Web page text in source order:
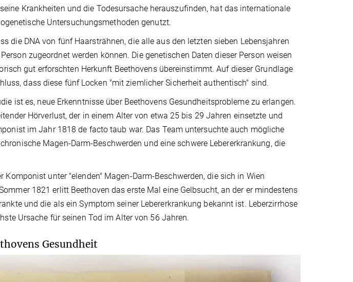
Krankheiten und die Todesursache herauszufinden, hat das internationale
Untersuchungsmethoden genutzt.
die DNA von fünf Haarsträhnen, die alle aus den letzten sieben Lebensjahren
zugeordnet werden können. Die genetischen Daten dieser Person weisen
gut erforschten Herkunft Beethovens übereinstimmt. Auf dieser Grundlage
dass diese fünf Locken "mit ziemlicher Sicherheit authentisch" sind.
ist es, neue Erkenntnisse über Beethovens Gesundheitsprobleme zu erlangen.
Hörverlust, der in einem Alter von etwa 25 bis 29 Jahren einsetzte und
im Jahr 1818 de facto taub war. Das Team untersuchte auch mögliche
Magen-Darm-Beschwerden und eine schwere Lebererkrankung, die
Komponist unter "elenden" Magen-Darm-Beschwerden, die sich in Wien
1821 erlitt Beethoven das erste Mal eine Gelbsucht, an der er mindestens
und die als ein Symptom seiner Lebererkrankung bekannt ist. Leberzirrhose
Ursache für seinen Tod im Alter von 56 Jahren.
Gesundheit